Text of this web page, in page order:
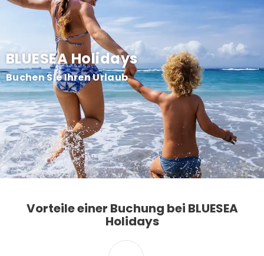
BLUESEA Holidays
Buchen Sie Ihren Urlaub
Vorteile einer Buchung bei BLUESEA
Holidays